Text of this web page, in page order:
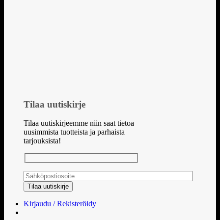
Tilaa uutiskirje
Tilaa uutiskirjeemme niin saat tietoa
uusimmista tuotteista ja parhaista
tarjouksista!
Kirjaudu / Rekisteröidy